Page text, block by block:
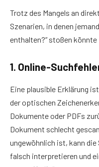
Trotz des Mangels an
Szenarien, in denen
enthalten?“ stoßen könnte
1. Online-
Eine plausible Erklärung
der optischen
Dokumente oder PDFs
Dokument schlecht
ungewöhnlich ist, kann
falsch interpretieren und